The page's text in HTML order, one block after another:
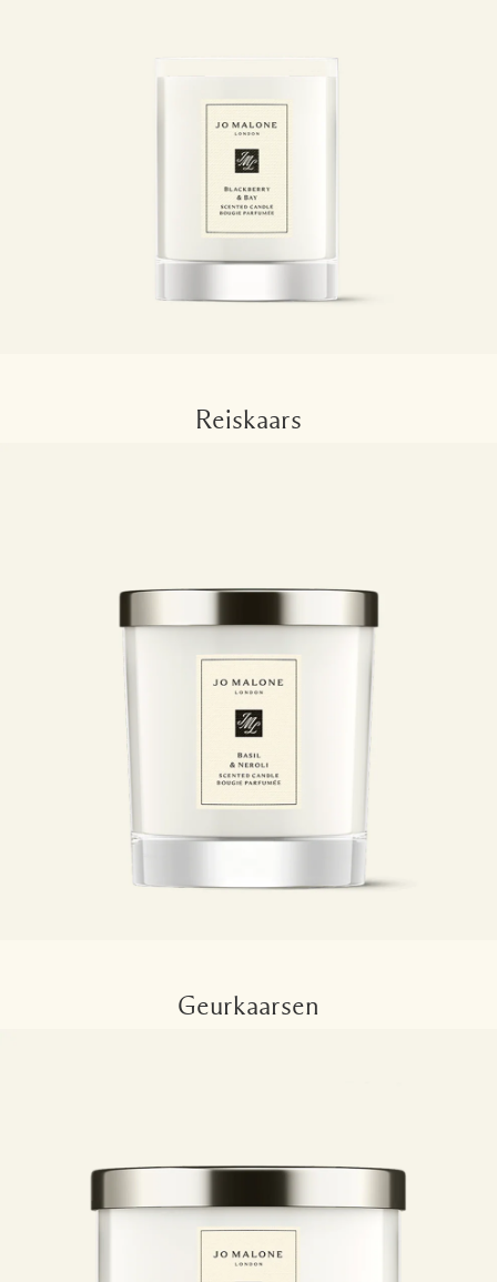
Reiskaars
Geurkaarsen